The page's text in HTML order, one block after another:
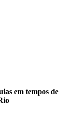
em tempos de